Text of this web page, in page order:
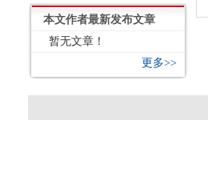
本文作者最新发布文章
暂无文章！
更多>>